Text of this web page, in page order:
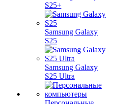
S25+
Samsung Galaxy
S25
Samsung Galaxy
S25 Ultra